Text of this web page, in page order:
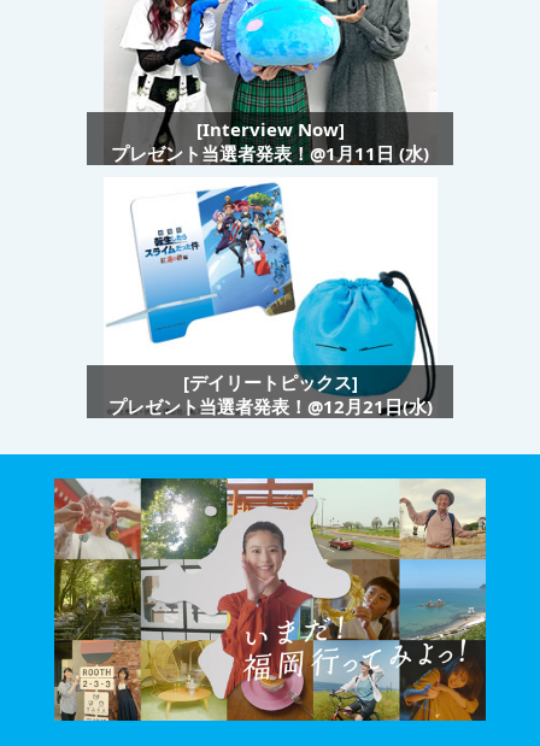
[Interview Now]
プレゼント当選者発表！@1月11日 (水)
[デイリートピックス]
プレゼント当選者発表！@12月21日(水)